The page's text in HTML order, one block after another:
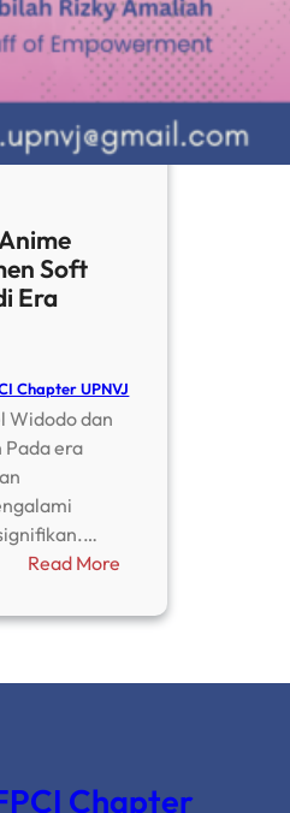
Soft
Era
Chapter UPNVJ
Widodo dan
Pada era
Read More
Slayer:
Jepang
Chapter